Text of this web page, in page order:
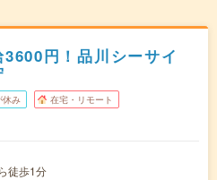
3600円！品川シーサイ
休み 在宅・リモート
徒歩1分